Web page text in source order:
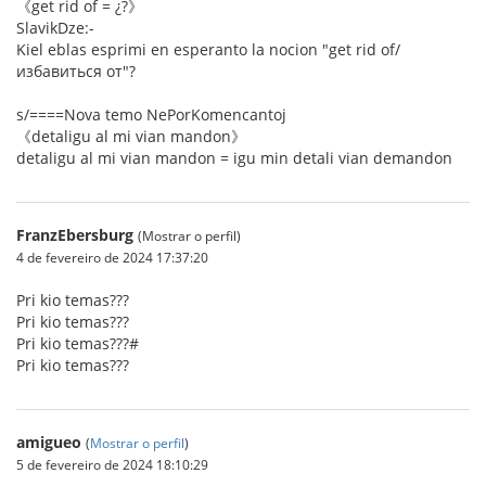
《get rid of = ¿?》
SlavikDze:-
Kiel eblas esprimi en esperanto la nocion "get rid of/
избавиться от"?
s/====Nova temo NePorKomencantoj
《detaligu al mi vian mandon》
detaligu al mi vian mandon = igu min detali vian demandon
FranzEbersburg (Mostrar o perfil)
4 de fevereiro de 2024 17:37:20
Pri kio temas???
Pri kio temas???
Pri kio temas???#
Pri kio temas???
amigueo (Mostrar o perfil)
5 de fevereiro de 2024 18:10:29